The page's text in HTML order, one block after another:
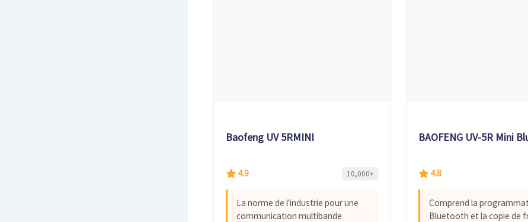
Baofeng UV 5RMINI
4.9 10,000+
La norme de l'industrie pour une
communication multibande
BAOFENG UV-5R Mini
4.8
Comprend la
Bluetooth et la copie de